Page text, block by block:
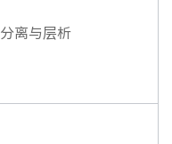
分离与层析